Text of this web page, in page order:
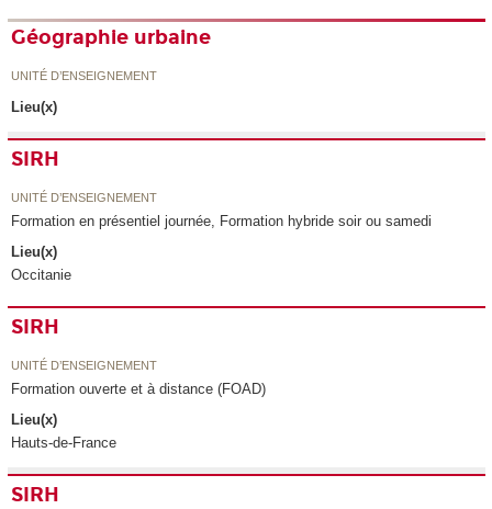
Géographie urbaine
UNITÉ D’ENSEIGNEMENT
Lieu(x)
SIRH
UNITÉ D’ENSEIGNEMENT
Formation en présentiel journée, Formation hybride soir ou samedi
Lieu(x)
Occitanie
SIRH
UNITÉ D’ENSEIGNEMENT
Formation ouverte et à distance (FOAD)
Lieu(x)
Hauts-de-France
SIRH